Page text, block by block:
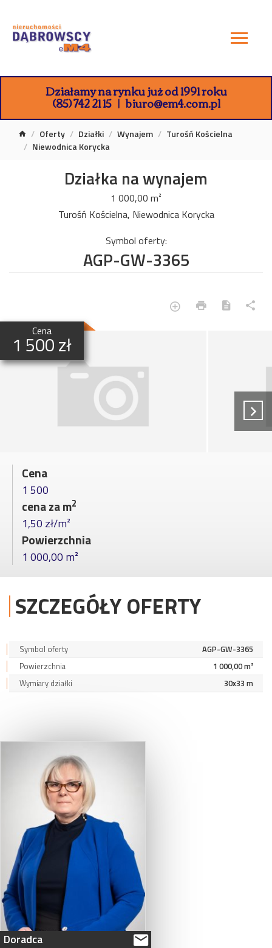
Działamy na rynku już od 1991 roku
(85) 742 21 15 biuro@em4.com.pl
Oferty Działki Wynajem
Turośń Kościelna
Niewodnica Korycka
Działka na wynajem
1 000,00 m²
Turośń Kościelna, Niewodnica Korycka
Symbol oferty:
AGP-GW-3365
Cena
1 500 zł
Cena
1 500
cena za m2
1,50 zł/m²
Powierzchnia
1 000,00 m²
SZCZEGÓŁY OFERTY
Symbol oferty
AGP-GW-3365
Powierzchnia
1 000,00 m²
Wymiary działki
30x33 m
Doradca